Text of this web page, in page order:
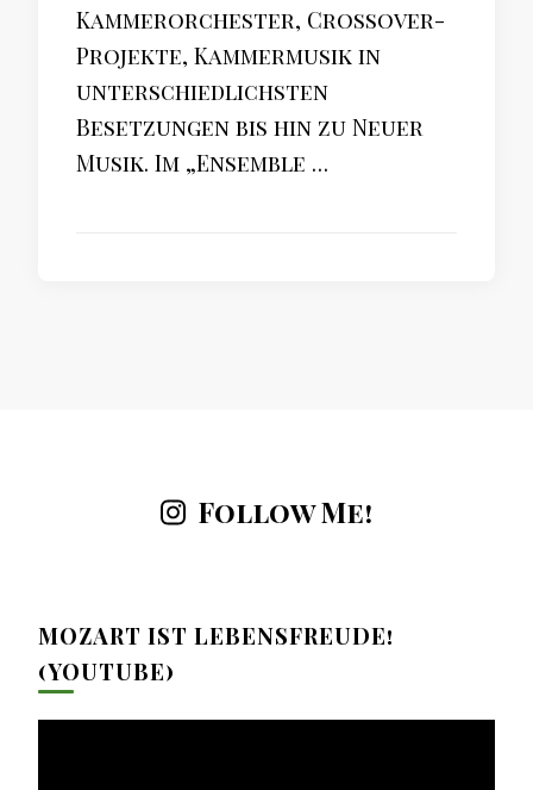
Kammerorchester, Crossover-
Projekte, Kammermusik in
unterschiedlichsten
Besetzungen bis hin zu Neuer
Musik. Im „Ensemble …
Follow Me!
MOZART IST LEBENSFREUDE!
(YOUTUBE)